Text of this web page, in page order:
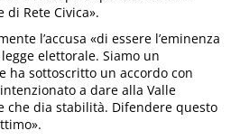
Rete Civica».
l’accusa «di essere l’eminenza
elettorale. Siamo un
ha sottoscritto un accordo con
a dare alla Valle
che dia stabilità. Difendere questo